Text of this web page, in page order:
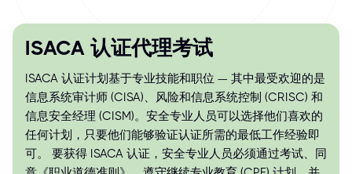
ISACA 认证代理考试
ISACA 认证计划基于专业技能和职位 — 其中最受欢迎的是
信息系统审计师 (CISA)、风险和信息系统控制 (CRISC) 和
信息安全经理 (CISM)。安全专业人员可以选择他们喜欢的
任何计划，只要他们能够验证认证所需的最低工作经验即
可。 要获得 ISACA 认证，安全专业人员必须通过考试、同